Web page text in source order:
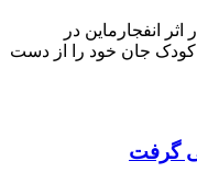
در
گیروی این استان ۹ کودک جان خود را از دست